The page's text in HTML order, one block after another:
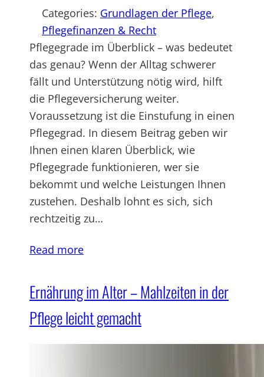
Categories: Grundlagen der Pflege
Pflegefinanzen & Recht
Pflegegrade im Überblick – was bedeutet
das genau? Wenn der Alltag schwerer
fällt und Unterstützung nötig wird, hilft
die Pflegeversicherung weiter.
Voraussetzung ist die Einstufung in einen
Pflegegrad. In diesem Beitrag geben wir
Ihnen einen klaren Überblick, wie
Pflegegrade funktionieren, wer sie
bekommt und welche Leistungen Ihnen
zustehen. Deshalb lohnt es sich, sich
rechtzeitig zu…
Read more
Ernährung im Alter – Mahlzeiten in der
Pflege leicht gemacht